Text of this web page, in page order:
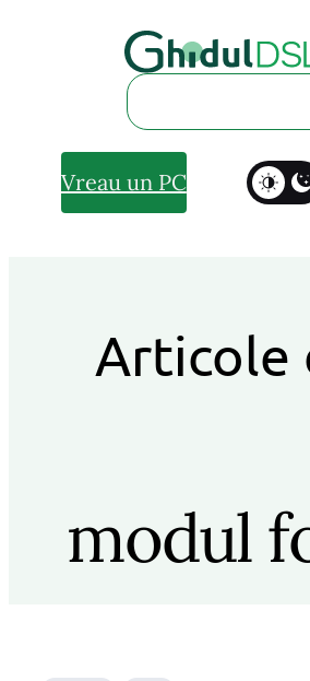
Vreau un PC
Articole
modul